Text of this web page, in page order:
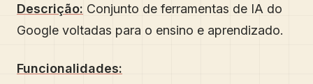
Descrição: Conjunto de ferramentas de IA do
Google voltadas para o ensino e aprendizado.
Funcionalidades: